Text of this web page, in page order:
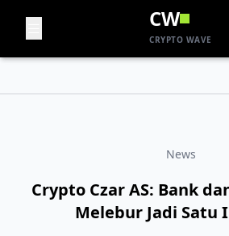
CW
CRYPTO WAVE
News
Crypto Czar AS: Bank
Melebur Jadi Satu